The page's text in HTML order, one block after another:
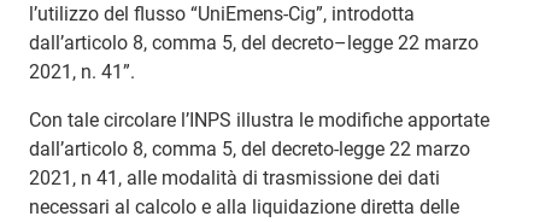
l’utilizzo del flusso “UniEmens-Cig”, introdotta
dall’articolo 8, comma 5, del decreto–legge 22 marzo
2021, n. 41”.
Con tale circolare l’INPS illustra le modifiche apportate
dall’articolo 8, comma 5, del decreto-legge 22 marzo
2021, n 41, alle modalità di trasmissione dei dati
necessari al calcolo e alla liquidazione diretta delle